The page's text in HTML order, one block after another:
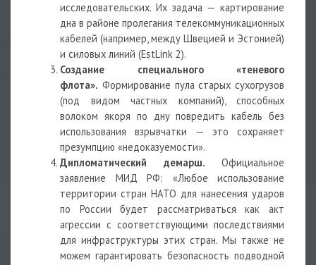
исследовательских. Их задача — картирование
дна в районе пролегания телекоммуникационных
кабелей (например, между Швецией и Эстонией)
и силовых линий (EstLink 2).
Создание специального «теневого
флота». Формирование пула старых сухогрузов
(под видом частных компаний), способных
волоком якоря по дну повредить кабель без
использования взрывчатки — это сохраняет
презумпцию «недоказуемости».
Дипломатический демарш.
Официальное
заявление МИД РФ: «Любое использование
территории стран НАТО для нанесения ударов
по России будет рассматриваться как акт
агрессии с соответствующими последствиями
для инфраструктуры этих стран. Мы также не
можем гарантировать безопасность подводной